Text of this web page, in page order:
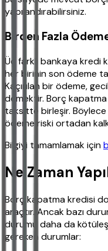
yapılandırabilirsiniz.
Birden Fazla
Üç farklı bankaya kredi
her birinin son ödeme
Kaçırılan bir ödeme,
demektir. Borç
taksitte birleşir.
ödeme riski ortadan
Bilgiyi tamamlamak için
Ne Zaman
Borç kapatma kredisi
araçtır. Ancak bazı
durumu daha da
gereken durumlar: